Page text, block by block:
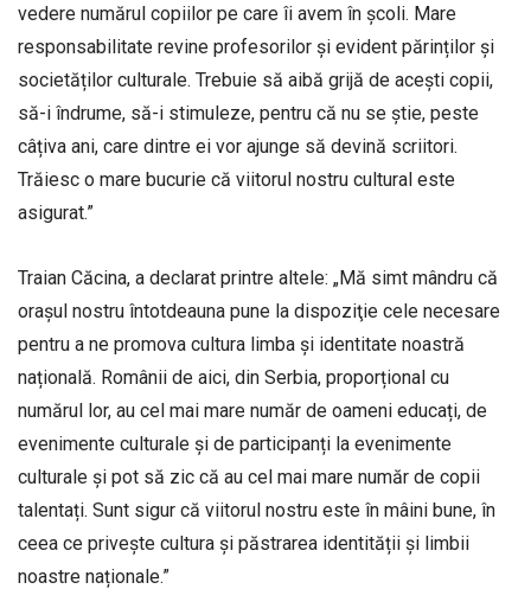
vedere numărul copiilor pe care îi avem în școli. Mare
responsabilitate revine profesorilor și evident părinților și
societăților culturale. Trebuie să aibă grijă de acești copii,
să-i îndrume, să-i stimuleze, pentru că nu se știe, peste
câțiva ani, care dintre ei vor ajunge să devină scriitori.
Trăiesc o mare bucurie că viitorul nostru cultural este
asigurat.”
Traian Căcina, a declarat printre altele: „Mă simt mândru că
orașul nostru întotdeauna pune la dispoziţie cele necesare
pentru a ne promova cultura limba și identitate noastră
națională. Românii de aici, din Serbia, proporțional cu
numărul lor, au cel mai mare număr de oameni educați, de
evenimente culturale și de participanți la evenimente
culturale și pot să zic că au cel mai mare număr de copii
talentați. Sunt sigur că viitorul nostru este în mâini bune, în
ceea ce privește cultura și păstrarea identității și limbii
noastre naționale.”